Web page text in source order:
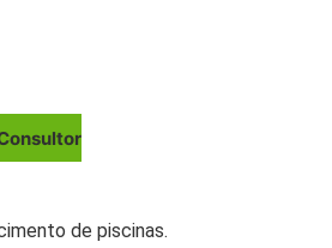
de piscinas.